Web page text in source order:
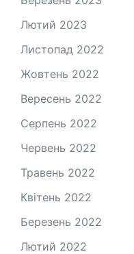
Лютий 2023
Листопад 2022
Жовтень 2022
Вересень 2022
Серпень 2022
Червень 2022
Травень 2022
Квітень 2022
Березень 2022
Лютий 2022